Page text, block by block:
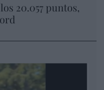
20.057 puntos,